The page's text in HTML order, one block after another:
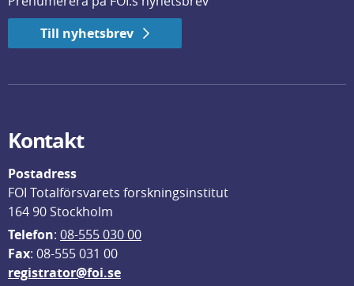
Till nyhetsbrev
Kontakt
Postadress
FOI Totalförsvarets forskningsinstitut
164 90 Stockholm
Telefon: 08-555 030 00
Fax: 08-555 031 00
registrator@foi.se